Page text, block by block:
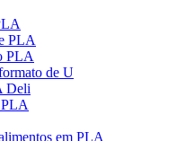
PLA
PLA
de U
Deli
PLA
em PLA